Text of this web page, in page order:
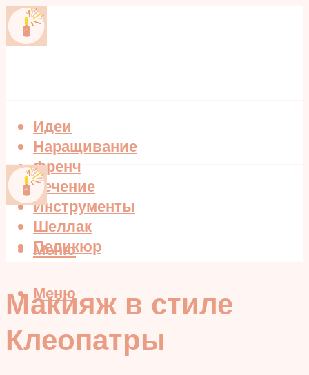
Идеи
Наращивание
Френч
Лечение
Инструменты
Шеллак
Педикюр
Меню
Меню
Макияж в стиле
Клеопатры